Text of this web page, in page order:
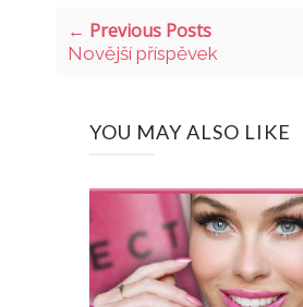
← Previous Posts
Novější příspěvek
YOU MAY ALSO LIKE